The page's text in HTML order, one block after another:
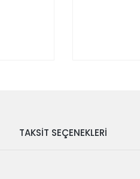
TAKSIT SEÇENEKLERI